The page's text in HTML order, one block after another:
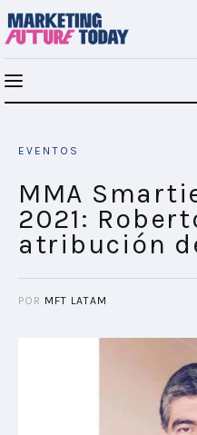
INSIGHTS
EVENTOS
MMA
2021:
atribución
POR MFT LATAM